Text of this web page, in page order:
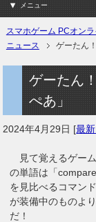
メニュー
スマホゲーム PCオン
ニュース
ゲーたん
ゲーたん
ぺあ」
2024年4月29日 [最
見て覚えるゲー
の単語は「
を見比べるコマン
が装備中のものよ
だ！